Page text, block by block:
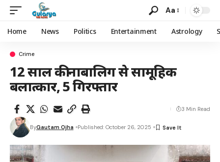
Aa
Home News Politics Entertainment Astrology
Crime
12 साल की नाबालिग से सामूहिक
बलात्कार, 5 गिरफ्तार
ByGautam Ojha Published: October 26, 2025
3 Min Read